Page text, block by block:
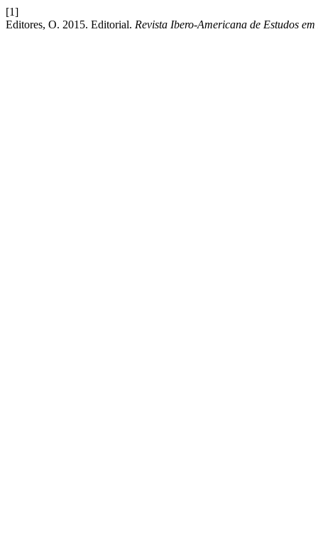
[1]
Editores, O. 2015. Editorial. Revista Ibero-Americana de Estudos